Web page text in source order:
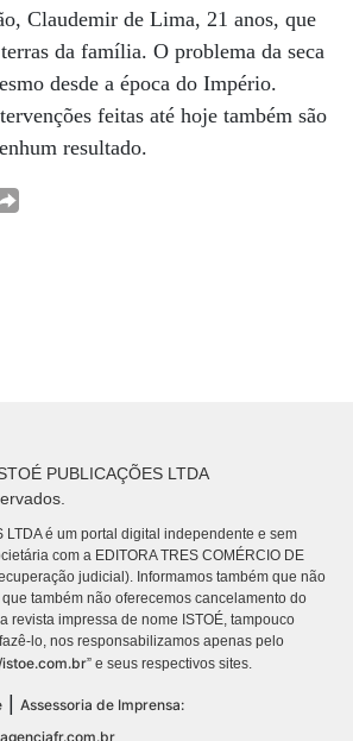
Claudemir de Lima, 21 anos, que
da família. O problema da seca
desde a época do Império.
feitas até hoje também são
resultado.
PUBLICAÇÕES LTDA
LTDA é um portal digital independente e sem
com a EDITORA TRES COMÉRCIO DE
judicial). Informamos também que não
também não oferecemos cancelamento do
revista impressa de nome ISTOÉ, tampouco
lo, nos responsabilizamos apenas pelo
” e seus respectivos sites.
Assessoria de Imprensa: